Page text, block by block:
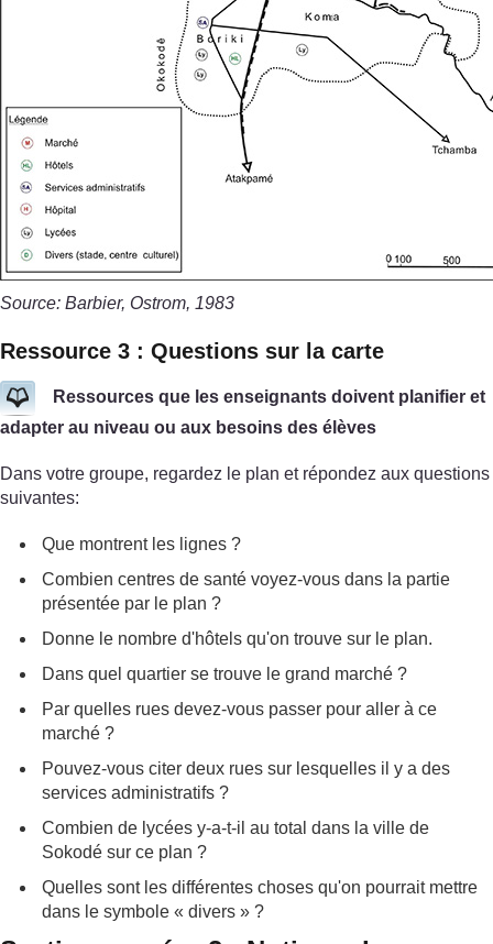
Source: Barbier, Ostrom, 1983
Ressource 3 : Questions sur la carte
Ressources que les enseignants doivent planifier et
adapter au niveau ou aux besoins des élèves
Dans votre groupe, regardez le plan et répondez aux questions
suivantes:
Que montrent les lignes ?
Combien centres de santé voyez-vous dans la partie
présentée par le plan ?
Donne le nombre d'hôtels qu'on trouve sur le plan.
Dans quel quartier se trouve le grand marché ?
Par quelles rues devez-vous passer pour aller à ce
marché ?
Pouvez-vous citer deux rues sur lesquelles il y a des
services administratifs ?
Combien de lycées y-a-t-il au total dans la ville de
Sokodé sur ce plan ?
Quelles sont les différentes choses qu'on pourrait mettre
dans le symbole « divers » ?